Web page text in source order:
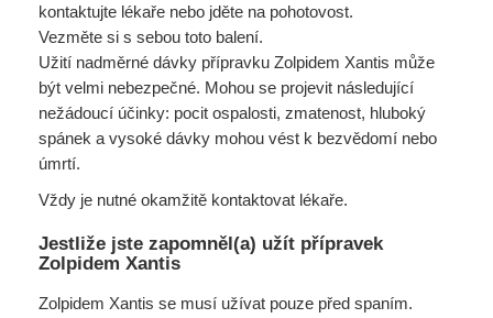
kontaktujte lékaře nebo jděte na pohotovost.
Vezměte si s sebou toto balení.
Užití nadměrné dávky přípravku Zolpidem Xantis může
být velmi nebezpečné. Mohou se projevit následující
nežádoucí účinky: pocit ospalosti, zmatenost, hluboký
spánek a vysoké dávky mohou vést k bezvědomí nebo
úmrtí.
Vždy je nutné okamžitě kontaktovat lékaře.
Jestliže jste zapomněl(a) užít přípravek
Zolpidem Xantis
Zolpidem Xantis se musí užívat pouze před spaním.